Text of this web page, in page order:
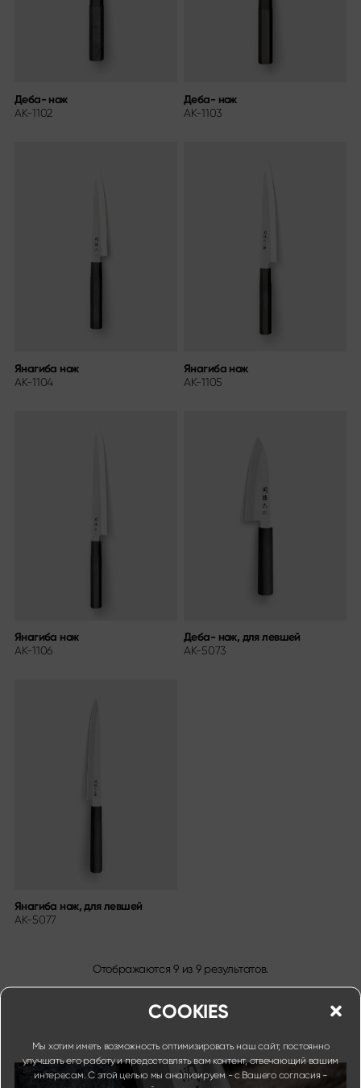
COOKIES
Мы хотим иметь возможность оптимизировать наш сайт, постоянно
улучшать его работу и предоставлять вам контент, отвечающий вашим
интересам. С этой целью мы анализируем - с Вашего согласия -
Деба- нож
AK-1102
Деба- нож
AK-1103
Янагиба нож
AK-1104
Янагиба нож
AK-1105
Янагиба нож
AK-1106
Деба- нож, для левшей
AK-5073
Янагиба нож, для левшей
AK-5077
Отображаются9 из 9 результатов.